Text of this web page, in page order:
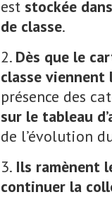
est stockée
de classe.
2. Dès que le
classe viennent
présence des
sur le tableau
de l’évolution
3. Ils ramènent
continuer la